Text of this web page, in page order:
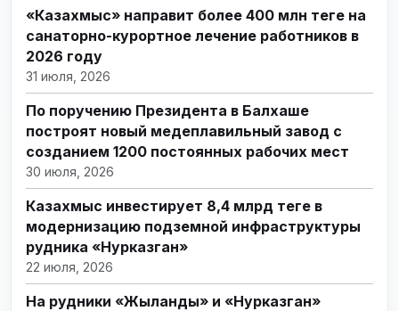
«Казахмыс» направит более 400 млн теңге на
санаторно-курортное лечение работников в
2026 году
31 июля, 2026
По поручению Президента в Балхаше
построят новый медеплавильный завод с
созданием 1200 постоянных рабочих мест
30 июля, 2026
Казахмыс инвестирует 8,4 млрд теңге в
модернизацию подземной инфраструктуры
рудника «Нурказган»
22 июля, 2026
На рудники «Жыланды» и «Нурказган»